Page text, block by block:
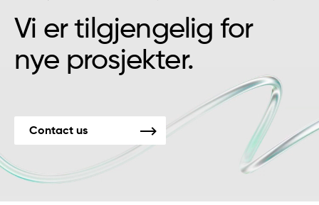
Vi er tilgjengelig for
nye prosjekter.
Contact us